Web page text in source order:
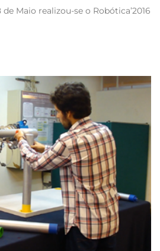
Maio realizou-se o Robótica’2016